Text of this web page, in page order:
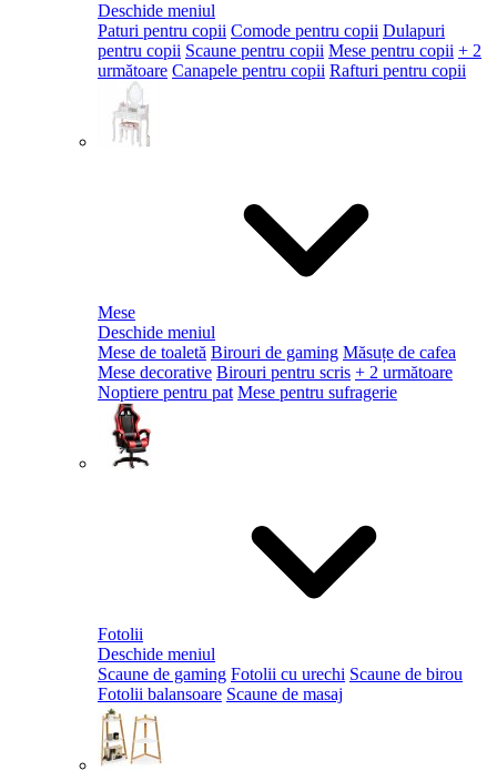
Deschide meniul
Paturi pentru copii Comode pentru copii Dulapuri
pentru copii Scaune pentru copii Mese pentru copii + 2
următoare Canapele pentru copii Rafturi pentru copii
Mese
Deschide meniul
Mese de toaletă Birouri de gaming Măsuțe de cafea
Mese decorative Birouri pentru scris + 2 următoare
Noptiere pentru pat Mese pentru sufragerie
Fotolii
Deschide meniul
Scaune de gaming Fotolii cu urechi Scaune de birou
Fotolii balansoare Scaune de masaj